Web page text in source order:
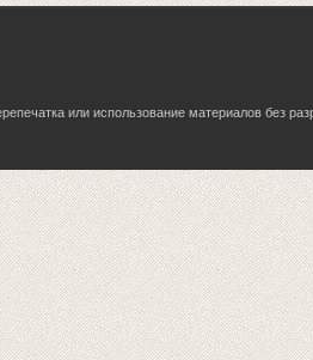
или использование материалов без